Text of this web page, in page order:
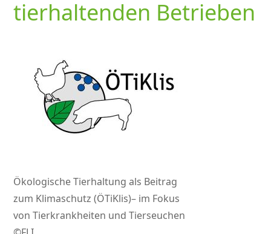
tierhaltenden Betrieben
Ökologische Tierhaltung als Beitrag
zum Klimaschutz (ÖTiKlis)– im Fokus
von Tierkrankheiten und Tierseuchen